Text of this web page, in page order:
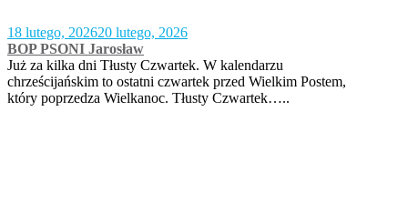
18 lutego, 202620 lutego, 2026
BOP PSONI Jarosław
Już za kilka dni Tłusty Czwartek. W kalendarzu
chrześcijańskim to ostatni czwartek przed Wielkim Postem,
który poprzedza Wielkanoc. Tłusty Czwartek…..